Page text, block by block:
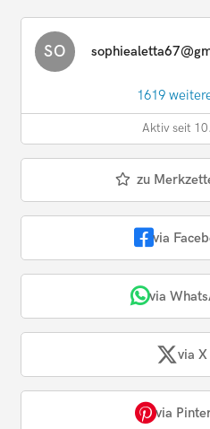
SO
1619
Aktiv seit
zu
via
via
via
via